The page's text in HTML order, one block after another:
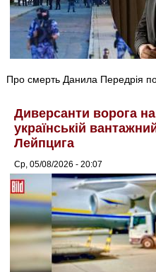
Про смерть Данила Передрія
Диверсанти ворога
українській
Лейпцига
Ср, 05/08/2026 - 20:07